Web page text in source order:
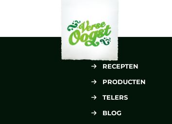
RECEPTEN
PRODUCTEN
TELERS
BLOG